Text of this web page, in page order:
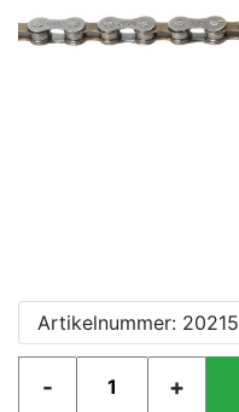
Artikelnummer: 20215